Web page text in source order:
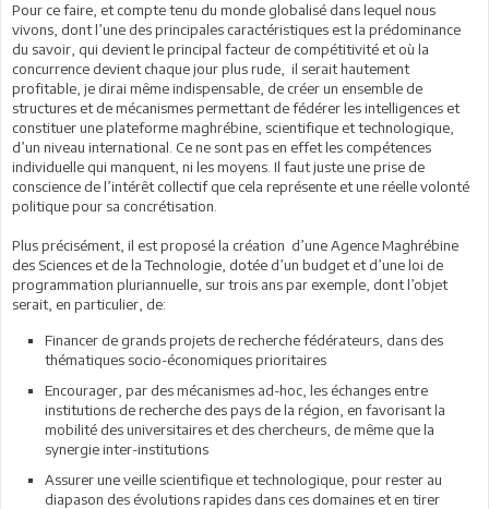
Pour ce faire, et compte tenu du monde globalisé dans lequel nous
vivons, dont l’une des principales caractéristiques est la prédominance
du savoir, qui devient le principal facteur de compétitivité et où la
concurrence devient chaque jour plus rude, il serait hautement
profitable, je dirai même indispensable, de créer un ensemble de
structures et de mécanismes permettant de fédérer les intelligences et
constituer une plateforme maghrébine, scientifique et technologique,
d’un niveau international. Ce ne sont pas en effet les compétences
individuelle qui manquent, ni les moyens. Il faut juste une prise de
conscience de l’intérêt collectif que cela représente et une réelle volonté
politique pour sa concrétisation.
Plus précisément, il est proposé la création d’une Agence Maghrébine
des Sciences et de la Technologie, dotée d’un budget et d’une loi de
programmation pluriannuelle, sur trois ans par exemple, dont l’objet
serait, en particulier, de:
Financer de grands projets de recherche fédérateurs, dans des
thématiques socio-économiques prioritaires
Encourager, par des mécanismes ad-hoc, les échanges entre
institutions de recherche des pays de la région, en favorisant la
mobilité des universitaires et des chercheurs, de même que la
synergie inter-institutions
Assurer une veille scientifique et technologique, pour rester au
diapason des évolutions rapides dans ces domaines et en tirer